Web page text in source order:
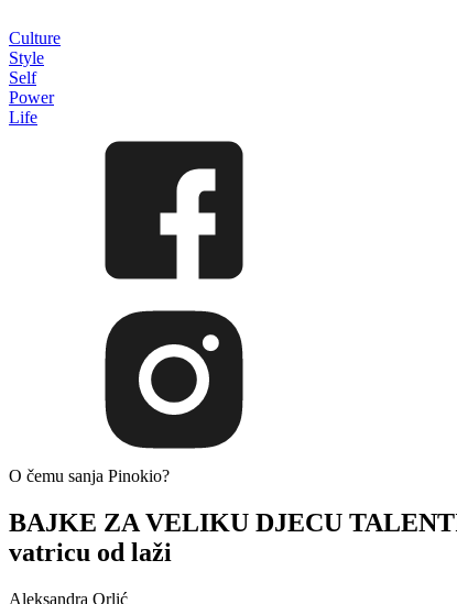
Culture
Style
Self
Power
Life
O čemu sanja Pinokio?
BAJKE ZA VELIKU DJECU
vatricu od laži
Aleksandra Orlić